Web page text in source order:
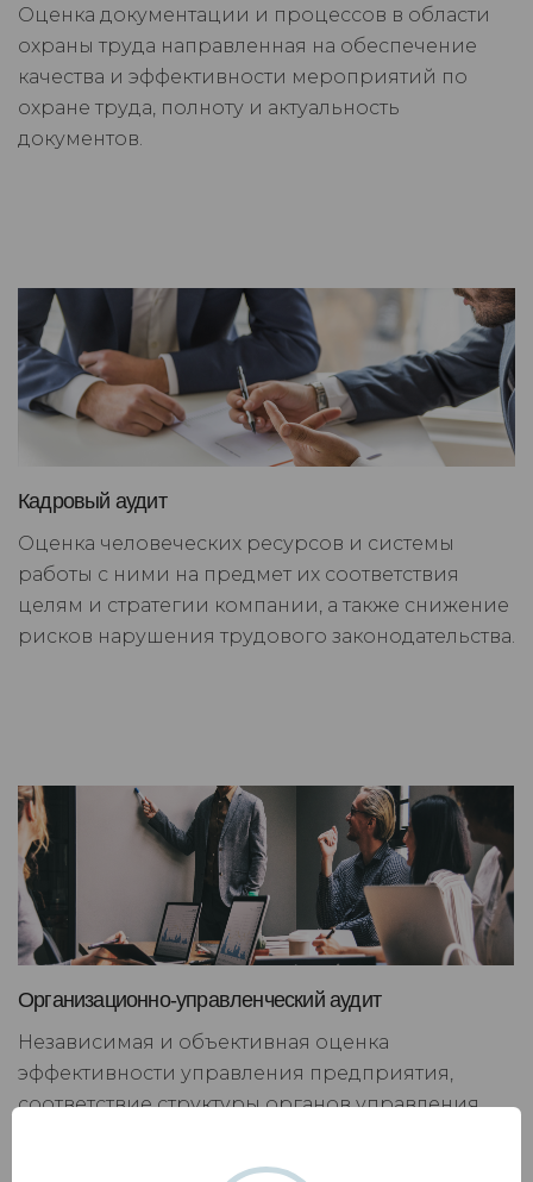
Оценка документации и процессов в области
охраны труда направленная на обеспечение
качества и эффективности мероприятий по
охране труда, полноту и актуальность
документов.
Кадровый аудит
Оценка человеческих ресурсов и системы
работы с ними на предмет их соответствия
целям и стратегии компании, а также снижение
рисков нарушения трудового законодательства.
Организационно-управленческий аудит
Независимая и объективная оценка
эффективности управления предприятия,
соответствие структуры органов управления